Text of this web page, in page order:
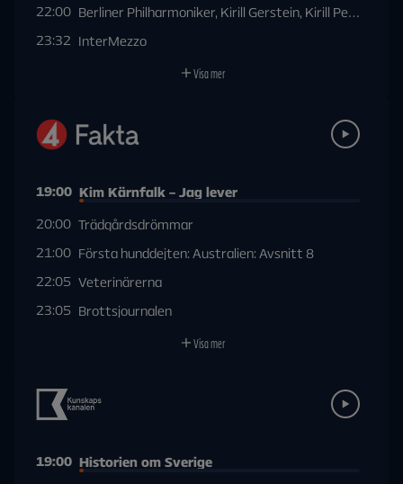
22:00 Berliner Philharmoniker, Kirill Gerstein, Kirill Petrenko:
23:32 InterMezzo
Visa mer
19:00 Kim Kärnfalk – Jag lever
20:00 Trädgårdsdrömmar
21:00 Första hunddejten: Australien: Avsnitt 8
22:05 Veterinärerna
23:05 Brottsjournalen
Visa mer
19:00 Historien om Sverige